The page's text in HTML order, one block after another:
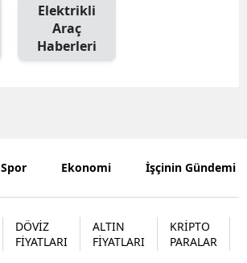
Hatay
Elektrikli
Araç
Haberleri
Spor Ekonomi İşçinin Gündemi
DÖVİZ
FİYATLARI
ALTIN
FİYATLARI
KRİPTO
PARALAR